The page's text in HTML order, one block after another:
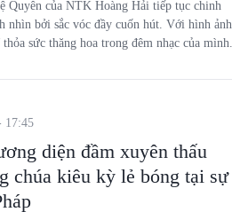
Quyên của NTK Hoàng Hải tiếp tục chinh
nhìn bởi sắc vóc đầy cuốn hút. Với hình ảnh
sức thăng hoa trong đêm nhạc của mình.
diện đầm xuyên thấu
chúa kiêu kỳ lẻ bóng tại sự
17:45